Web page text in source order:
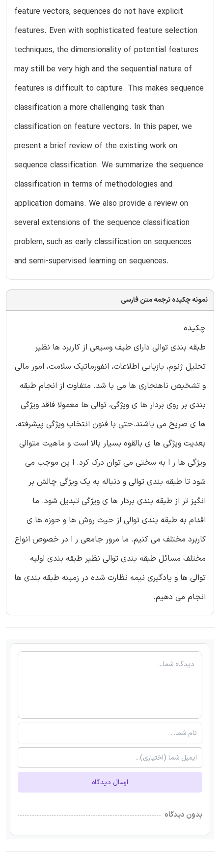
feature vectors, sequences do not have explicit
features. Even with sophisticated feature selection
techniques, the dimensionality of potential features
may still be very high and the sequential nature of
features is difficult to capture. This makes sequence
classification a more challenging task than
classification on feature vectors. In this paper, we
present a brief review of the existing work on
sequence classification. We summarize the sequence
classification in terms of methodologies and
application domains. We also provide a review on
several extensions of the sequence classification
problem, such as early classification on sequences
and semi-supervised learning on sequences.
نمونه چکیده ترجمه متن فارسی
چکیده
طبقه بندی توالی دارای طیف وسیعی از کاربرد ها نظیر
تحلیل ژنوم، بازیابی اطلاعات، انفورماتیک سلامت، امور مالی
و تشخیص ناهنجاری ها می با شد. متفاوت از انجام طبقه
بندی بر روی بردار ها ی ویژگی، توالی ها معمولا فاقد ویژگی
ها ی صریح می باشند.حتی با فنون انتخاب ویژگی پیشرفته،
بعدیت ویژگی ها ی بالقوه بسیار بالا است و ماهیت متوالی
ویژگی ها ر ا به سختی می توان درک کرد. ا ین موجب می
شود تا طبقه بندی توالی و دنباله به یک ویژگی چالش بر
انگیز تر از طبقه بندی بردار ها ی ویژگی تبدیل شود. ما
اقدام به طبقه بندی توالی از حیث روش ها و حوزه ها ی
کاربرد مختلف می کنیم. ما مرور جامعی ر ا در خصوص انواع
مختلف مسائل طبقه بندی توالی نظیر طبقه بندی اولیه
توالی ها و یادگیری نیمه نظارت شده در زمینه طبقه بندی ها
انجام می دهیم.
ارسال دیدگاه
بدون دیدگاه